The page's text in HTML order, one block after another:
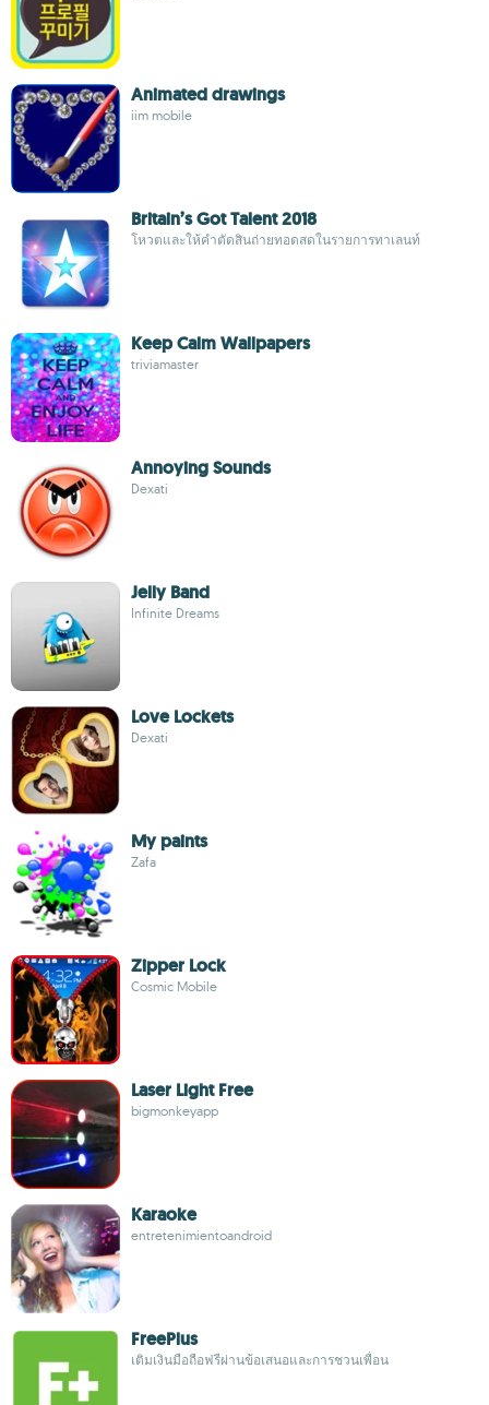
Animated drawings
iim mobile
Britain’s Got Talent 2018
โหวตและให้คำตัดสินถ่ายทอดสดในรายการทาเลนท์
Keep Calm Wallpapers
triviamaster
Annoying Sounds
Dexati
Jelly Band
Infinite Dreams
Love Lockets
Dexati
My paints
Zafa
Zipper Lock
Cosmic Mobile
Laser Light Free
bigmonkeyapp
Karaoke
entretenimientoandroid
FreePlus
เติมเงินมือถือฟรีผ่านข้อเสนอและการชวนเพื่อน